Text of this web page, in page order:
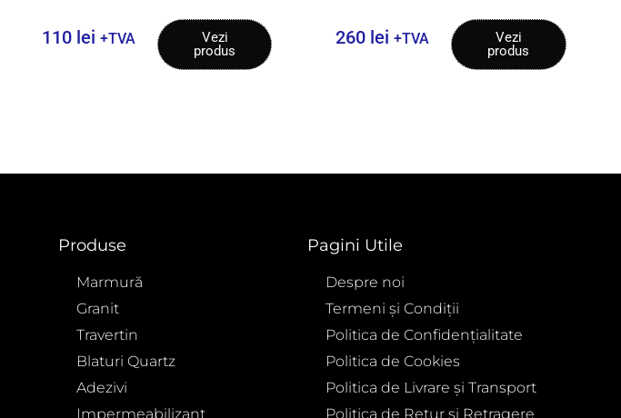
110 lei +TVA
Vezi
produs
260 lei +TVA
Vezi
produs
Produse
Marmură
Granit
Travertin
Blaturi Quartz
Adezivi
Impermeabilizant
Pagini Utile
Despre noi
Termeni și Condiții
Politica de Confidențialitate
Politica de Cookies
Politica de Livrare și Transport
Politica de Retur și Retragere